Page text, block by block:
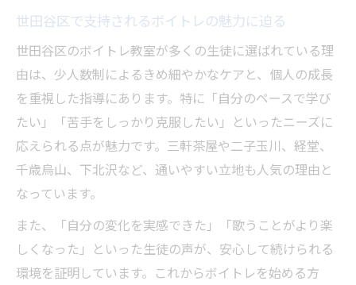
世田谷区で支持されるボイトレの魅力に迫る
世田谷区のボイトレ教室が多くの生徒に選ばれている理
由は、少人数制によるきめ細やかなケアと、個人の成長
を重視した指導にあります。特に「自分のペースで学び
たい」「苦手をしっかり克服したい」といったニーズに
応えられる点が魅力です。三軒茶屋や二子玉川、経堂、
千歳烏山、下北沢など、通いやすい立地も人気の理由と
なっています。
また、「自分の変化を実感できた」「歌うことがより楽
しくなった」といった生徒の声が、安心して続けられる
環境を証明しています。これからボイトレを始める方